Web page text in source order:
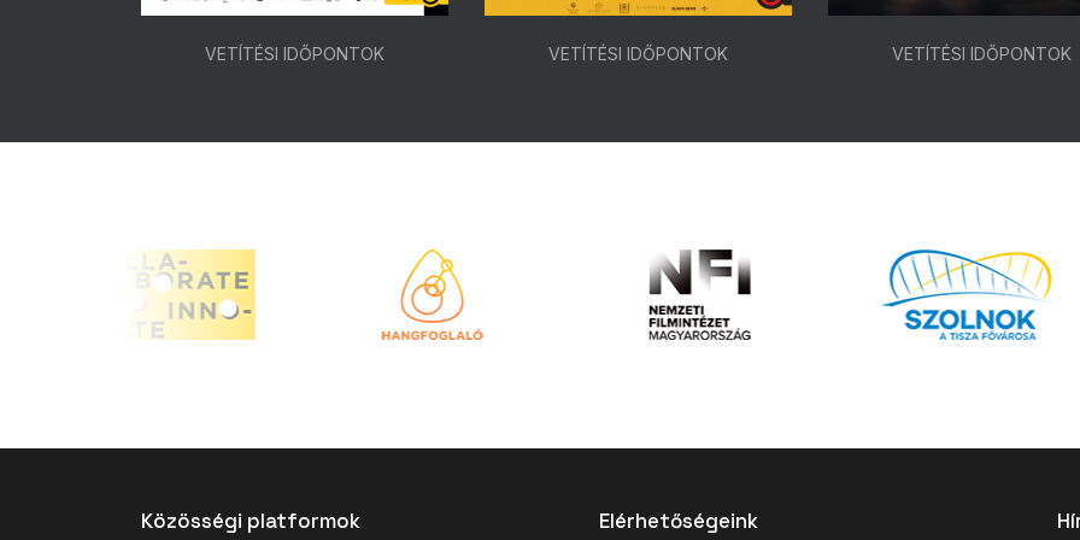
VETÍTÉSI IDŐPONTOK VETÍTÉSI IDŐPONTOK VETÍTÉSI IDŐPONTOK
Közösségi platformok Elérhetőségeink